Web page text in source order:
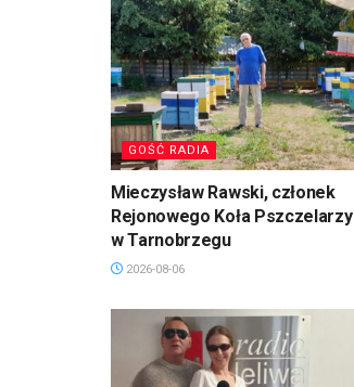
GOŚĆ RADIA
Mieczysław Rawski, członek
Rejonowego Koła Pszczelarzy
w Tarnobrzegu
2026-08-06